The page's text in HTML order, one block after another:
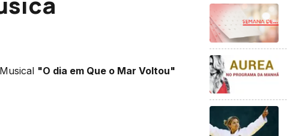
"O dia em Que o Mar Voltou"